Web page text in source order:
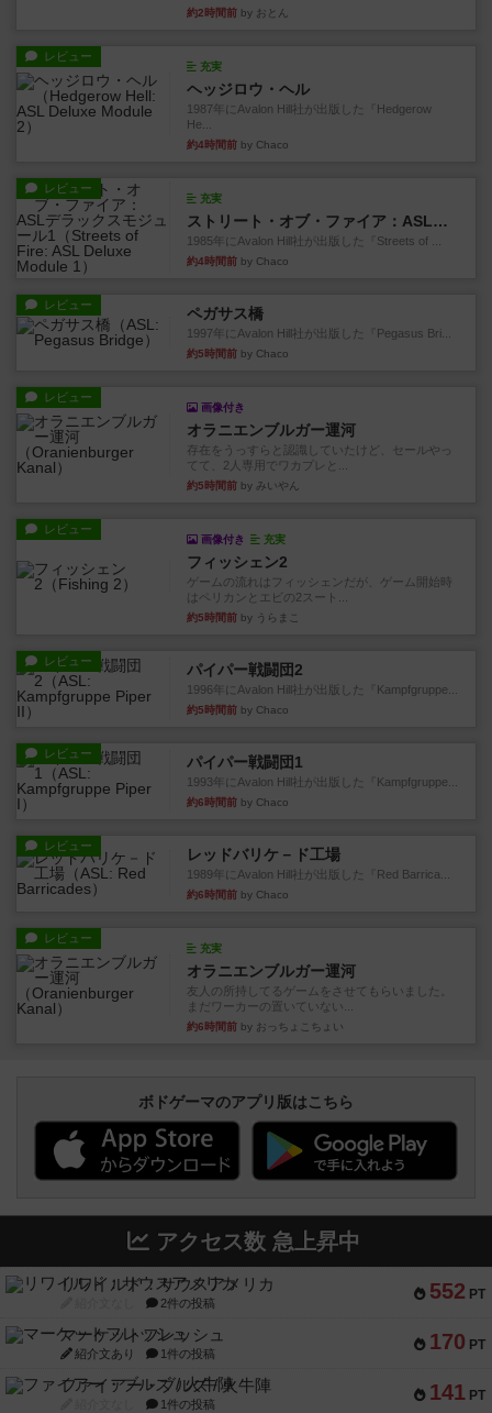
約2時間前 by おとん
レビュー
充実
ヘッジロウ・ヘル
1987年にAvalon Hill社が出版した『Hedgerow
He...
約4時間前 by Chaco
レビュー
充実
ストリート・オブ・ファイア：ASLデラックスモジュール1
1985年にAvalon Hill社が出版した『Streets of ...
約4時間前 by Chaco
レビュー ペガサス橋
1997年にAvalon Hill社が出版した『Pegasus Bri...
約5時間前 by Chaco
レビュー
画像付き
オラニエンブルガー運河
存在をうっすらと認識していたけど、セールやっ
てて、2人専用でワカプレと...
約5時間前 by みいやん
レビュー
画像付き 充実
フィッシェン2
ゲームの流れはフィッシェンだが、ゲーム開始時
はペリカンとエビの2スート...
約5時間前 by うらまこ
レビュー パイパー戦闘団2
1996年にAvalon Hill社が出版した『Kampfgruppe...
約5時間前 by Chaco
レビュー パイパー戦闘団1
1993年にAvalon Hill社が出版した『Kampfgruppe...
約6時間前 by Chaco
レビュー レッドバリケ－ド工場
1989年にAvalon Hill社が出版した『Red Barrica...
約6時間前 by Chaco
レビュー
充実
オラニエンブルガー運河
友人の所持してるゲームをさせてもらいました。
まだワーカーの置いていない...
約6時間前 by おっちょこちょい
ボドゲーマのアプリ版はこちら
アクセス数 急上昇中
552 PT
リワイルド：サウスアメリカ
2件の投稿
170 PT
マーケットフレッシュ
紹介文あり 1件の投稿
141 PT
ファイアー・ブルズ / 火牛陣
1件の投稿